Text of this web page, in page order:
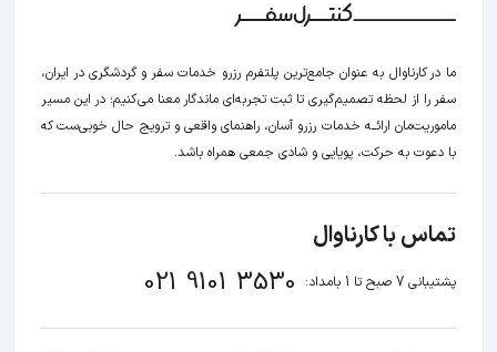
ما در کارناوال به عنوان جامع‌ترین پلتفرم رزرو خدمات سفر و گردشگری در ایران،
سفر را از لحظه‌ تصمیم‌گیری تا ثبت تجربه‌ای ماندگار معنا می‌کنیم؛ در این مسیر‍
ماموریت‌مان اراﺋــﻪ خدمات رزرو آسان، راهنمای واقعی و ترویج حال خوبی‌ست که
با دعوت به حرکت، پویایی و شادی جمعی همراه باشد.
تماس با کارناوال
پشتیبانی 7 صبح تا 1 بامداد: 021 9101 3530